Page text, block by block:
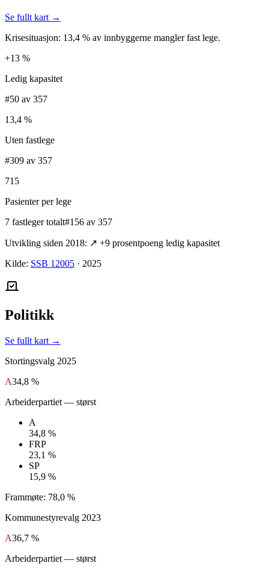
Se fullt kart →
Krisesituasjon: 13,4 % av innbyggerne mangler fast lege.
+13 %
Ledig kapasitet
#50 av 357
13,4 %
Uten fastlege
#309 av 357
715
Pasienter per lege
7 fastleger totalt#156 av 357
Utvikling siden 2018: ↗ +9 prosentpoeng ledig kapasitet
Kilde: SSB 12005 · 2025
Politikk
Se fullt kart →
Stortingsvalg 2025
A34,8 %
Arbeiderpartiet — størst
A
34,8 %
FRP
23,1 %
SP
15,9 %
Frammøte: 78,0 %
Kommunestyrevalg 2023
A36,7 %
Arbeiderpartiet — størst